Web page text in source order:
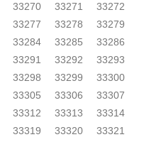
33270 33271
33272
33277 33278
33279
33284 33285
33286
33291 33292
33293
33298 33299
33300
33305 33306
33307
33312 33313
33314
33319 33320
33321